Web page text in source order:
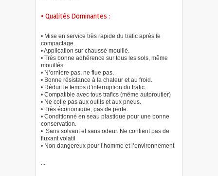
• Qualités Dominantes :
• Mise en service très rapide du trafic après le
compactage.
• Application sur chaussé mouillé.
• Très bonne adhérence sur tous les sols, même
mouillés.
• N’ornière pas, ne flue pas.
• Bonne résistance à la chaleur et au froid.
• Réduit le temps d’interruption du trafic.
• Compatible avec tous trafics (même autoroutier)
• Ne colle pas aux outils et aux pneus.
• Très économique, pas de perte.
• Conditionné en seau plastique pour une bonne
conservation.
• Sans solvant et sans odeur. Ne contient pas de
fluxant volatil
• Non dangereux pour l’homme et l’environnement
...